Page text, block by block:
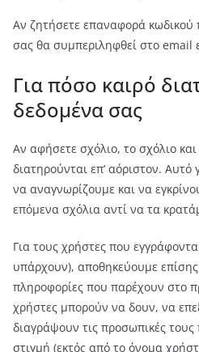
Αν ζητήσετε επαναφορά
σας θα συμπεριληφθεί στο email
Για πόσο καιρό
δεδομένα σας
Αν αφήσετε σχόλιο, το σχόλιο
διατηρούνται επ’ αόριστον.
να αναγνωρίζουμε και να
επόμενα σχόλια αντί να τα
Για τους χρήστες που
υπάρχουν), αποθηκεύουμε
πληροφορίες που παρέχουν στο
χρήστες μπορούν να δουν, να
διαγράψουν τις προσωπικές
στιγμή (εκτός από το όνομα